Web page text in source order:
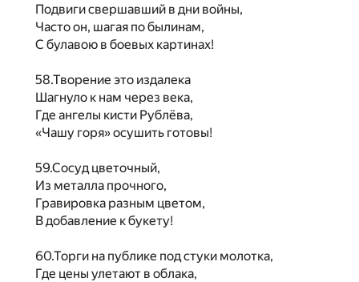
Подвиги свершавший в дни войны,
Часто он, шагая по былинам,
С булавою в боевых картинах!
58.Творение это издалека
Шагнуло к нам через века,
Где ангелы кисти Рублёва,
«Чашу горя» осушить готовы!
59.Сосуд цветочный,
Из металла прочного,
Гравировка разным цветом,
В добавление к букету!
60.Торги на публике под стуки молотка,
Где цены улетают в облака,